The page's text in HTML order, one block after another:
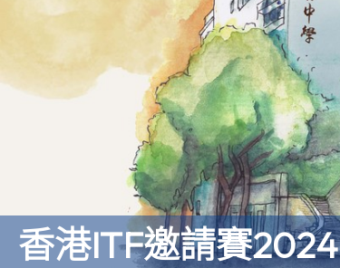
香港ITF邀請賽2024